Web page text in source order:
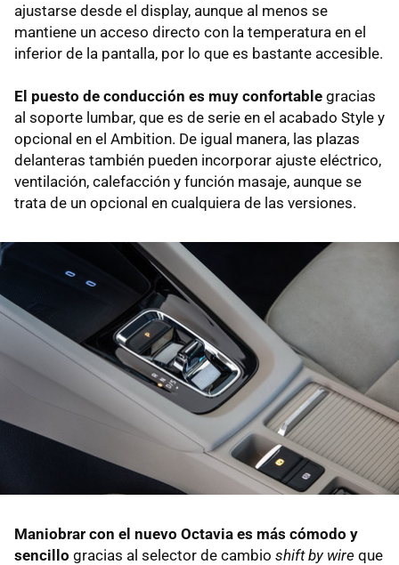
ajustarse desde el display, aunque al menos se
mantiene un acceso directo con la temperatura en el
inferior de la pantalla, por lo que es bastante accesible.
El puesto de conducción es muy confortable gracias
al soporte lumbar, que es de serie en el acabado Style y
opcional en el Ambition. De igual manera, las plazas
delanteras también pueden incorporar ajuste eléctrico,
ventilación, calefacción y función masaje, aunque se
trata de un opcional en cualquiera de las versiones.
Maniobrar con el nuevo Octavia es más cómodo y
sencillo gracias al selector de cambio shift by wire que